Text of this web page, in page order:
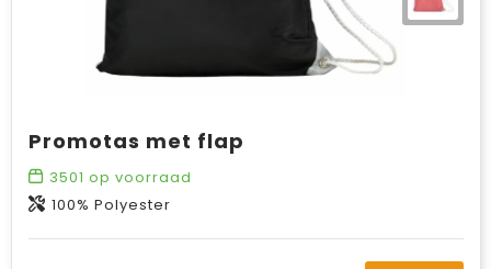
Promotas met flap
3501 op voorraad
100% Polyester